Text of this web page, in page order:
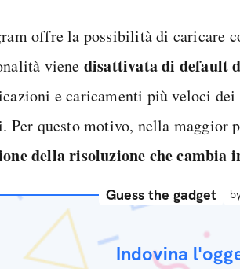
offre la possibilità di caricare
viene disattivata di default
e caricamenti più veloci
Per questo motivo, nella maggior
della risoluzione che cambia
Guess the gadget
Indovina